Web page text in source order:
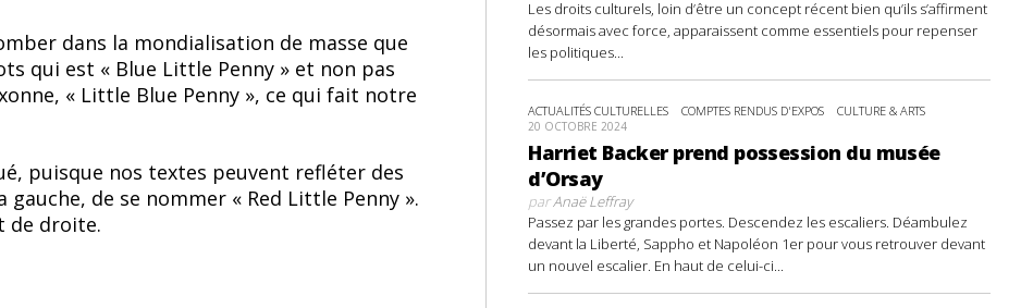
dans la mondialisation de masse que
qui est « Blue Little Penny » et non pas
« Little Blue Penny », ce qui fait notre
puisque nos textes peuvent refléter des
de se nommer « Red Little Penny ».
de droite.
Les droits culturels, loin d’être un concept récent bien qu’ils s’affirment
désormais avec force, apparaissent comme essentiels pour repenser
les politiques...
ACTUALITÉS CULTURELLES COMPTES RENDUS D'EXPOS CULTURE & ARTS
20 OCTOBRE 2024
Harriet Backer prend possession du musée
d’Orsay
parAnaë Leffray
Passez par les grandes portes. Descendez les escaliers. Déambulez
devant la Liberté, Sappho et Napoléon 1er pour vous retrouver devant
un nouvel escalier. En haut de celui-ci...